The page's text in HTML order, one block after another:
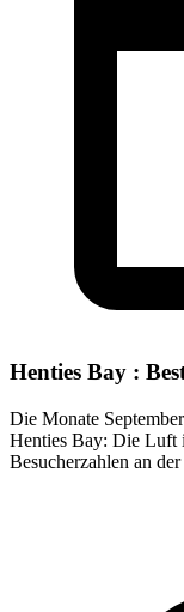
Henties Bay :
Die Monate
Henties Bay: Die Luft
Besucherzahlen an